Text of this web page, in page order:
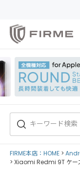
FIRME本店：HOME
Xiaomi Redmi 9T ケー